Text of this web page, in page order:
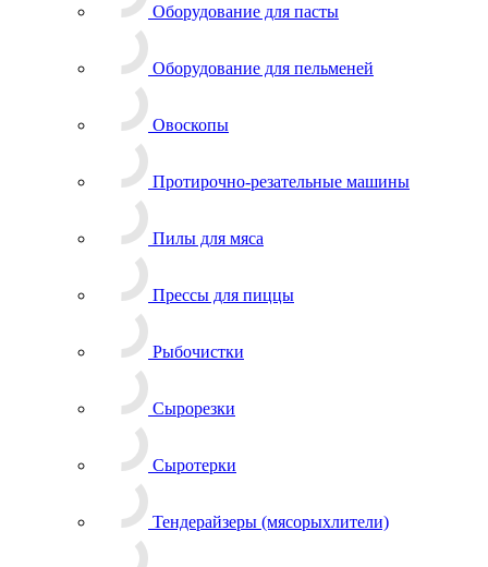
Оборудование для пасты
Оборудование для пельменей
Овоскопы
Протирочно-резательные машины
Пилы для мяса
Прессы для пиццы
Рыбочистки
Сырорезки
Сыротерки
Тендерайзеры (мясорыхлители)